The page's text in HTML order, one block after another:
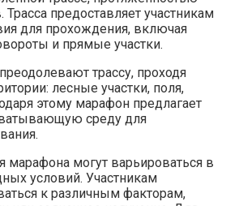
предоставляет участникам
для прохождения, включая
и прямые участки.
трассу, проходя
лесные участки, поля,
этому марафон предлагает
среду для
марафона могут варьироваться в
условий. Участникам
к различным факторам,